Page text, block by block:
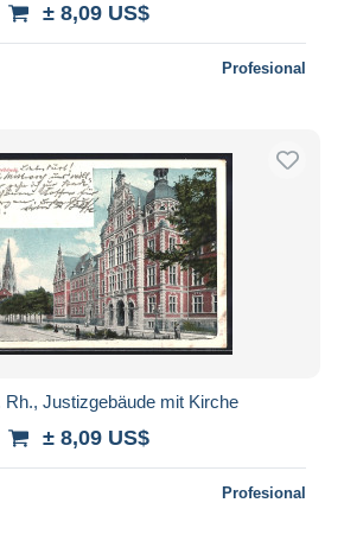
± 8,09 US$
Profesional
Rh., Justizgebäude mit Kirche
± 8,09 US$
Profesional